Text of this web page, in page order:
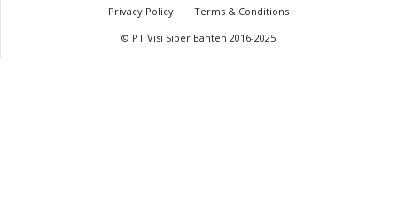
Privacy Policy
Terms & Conditions
© PT Visi Siber Banten 2016-2025